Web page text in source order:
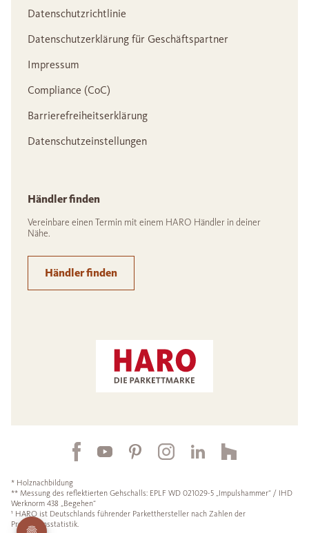
Datenschutzrichtlinie
Datenschutzerklärung für Geschäftspartner
Impressum
Compliance (CoC)
Barrierefreiheitserklärung
Datenschutzeinstellungen
Händler finden
Vereinbare einen Termin mit einem HARO Händler in deiner
Nähe.
Händler finden
* Holznachbildung
** Messung des reflektierten Gehschalls: EPLF WD 021029-5 „Impulshammer“ / IHD
Werknorm 438 „Begehen“
¹ HARO ist Deutschlands führender Parketthersteller nach Zahlen der
Produktionsstatistik.